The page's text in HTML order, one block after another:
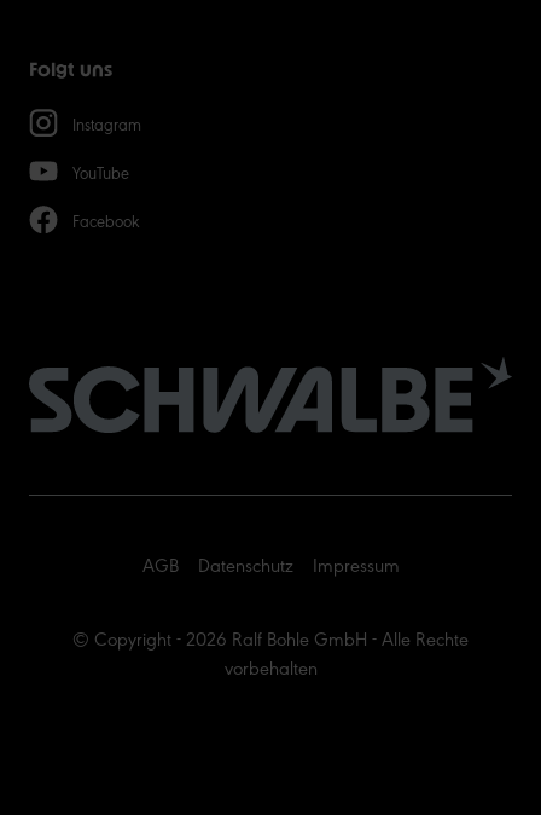
Folgt uns
Instagram
YouTube
Facebook
© Copyright - 2026 Ralf Bohle GmbH - Alle Rechte
vorbehalten
AGB Datenschutz Impressum